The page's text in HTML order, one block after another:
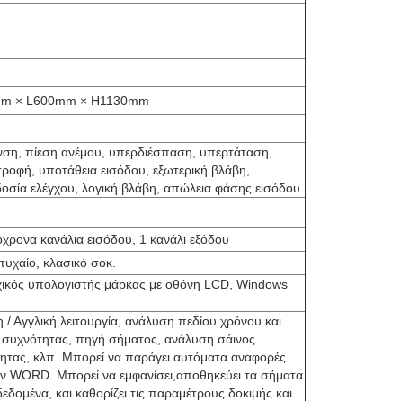
× L600mm × H1130mm
πίεση ανέμου, υπερδιέσπαση, υπερτάταση,
υποτάθεια εισόδου, εξωτερική βλάβη,
ελέγχου, λογική βλάβη, απώλεια φάσης εισόδου
κανάλια εισόδου, 1 κανάλι εξόδου
κλασικό σοκ.
υπολογιστής μάρκας με οθόνη LCD, Windows
/ Αγγλική λειτουργία, ανάλυση πεδίου χρόνου και
συχνότητας, πηγή σήματος, ανάλυση σάινος
κλπ. Μπορεί να παράγει αυτόματα αναφορές
WORD. Μπορεί να εμφανίσει,αποθηκεύει τα σήματα
και καθορίζει τις παραμέτρους δοκιμής και